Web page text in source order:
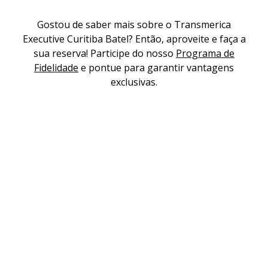
Gostou de saber mais sobre o Transmerica
Executive Curitiba Batel? Então, aproveite e faça a
sua reserva! Participe do nosso Programa de
Fidelidade e pontue para garantir vantagens
exclusivas.